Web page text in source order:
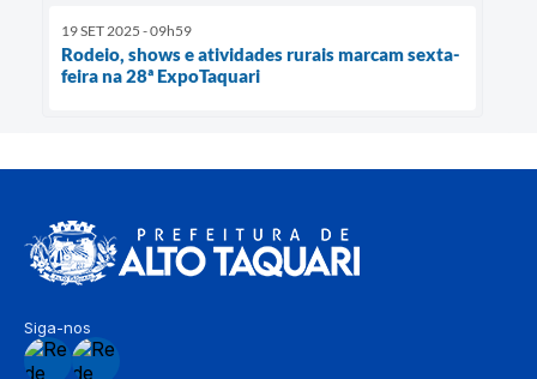
19 SET 2025 - 09h59
Rodeio, shows e atividades rurais marcam sexta-
feira na 28ª ExpoTaquari
Siga-nos